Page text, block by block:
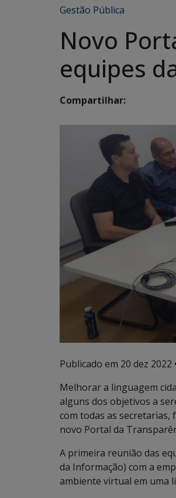
Gestão Pública
Novo
equipes
Compartilhar:
Publicado em 20 dez 2022
Melhorar a linguagem
alguns dos objetivos a
com todas as secretarias,
novo Portal da
A primeira reunião das
da Informação) com a
ambiente virtual em uma